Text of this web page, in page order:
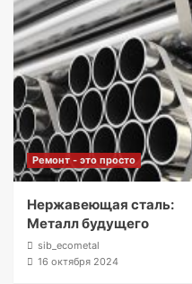
Ремонт - это просто
Нержавеющая сталь:
Металл будущего
sib_ecometal
16 октября 2024